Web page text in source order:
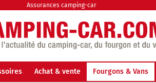
Assurances camping-car
Achat & vente Fourgons & Vans